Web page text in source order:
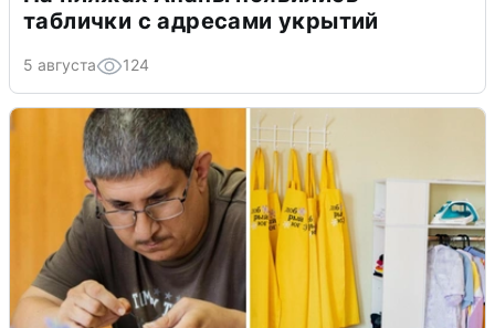
таблички с адресами укрытий
5 августа 124